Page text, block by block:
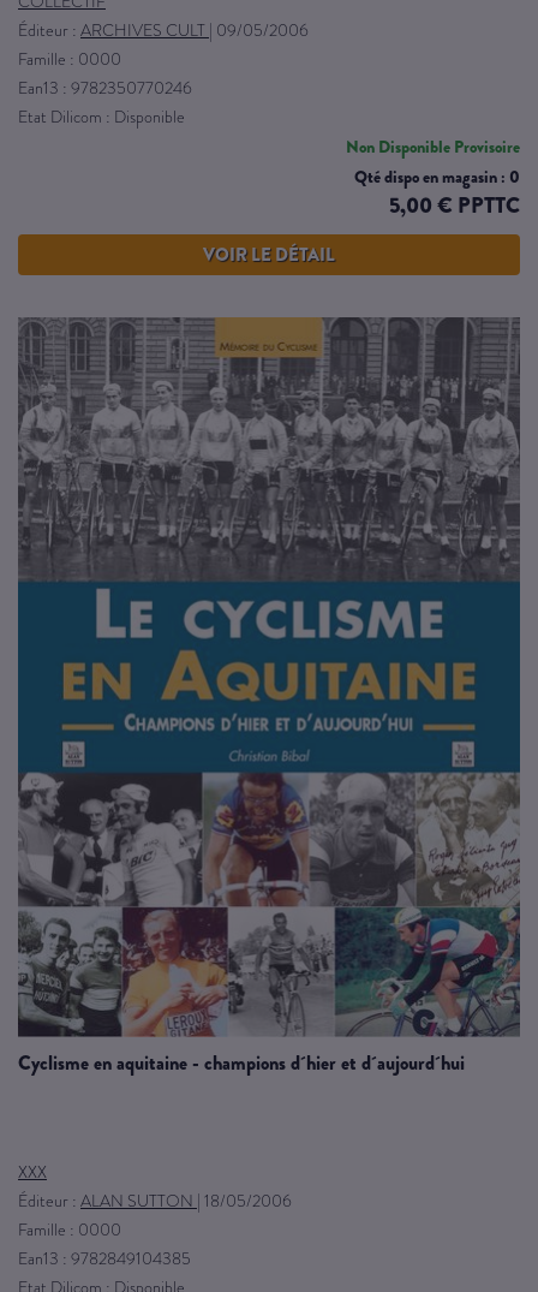
Éditeur : ARCHIVES CULT | 09/05/2006
Famille : 0000
Ean13 : 9782350770246
Etat Dilicom : Disponible
Non Disponible Provisoire
Qté dispo en magasin : 0
5,00 € PPTTC
VOIR LE DÉTAIL
cyclisme en aquitaine - champions d´hier et d´aujourd´hui
XXX
Éditeur : ALAN SUTTON | 18/05/2006
Famille : 0000
Ean13 : 9782849104385
Etat Dilicom : Disponible